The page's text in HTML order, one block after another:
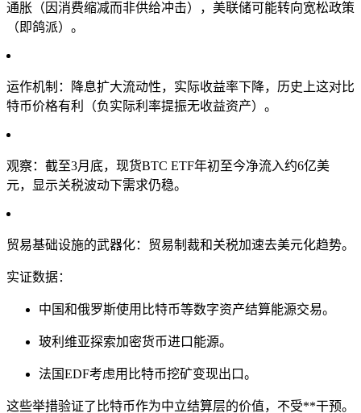
通胀（因消费缩减而非供给冲击），美联储可能转向宽松政策
（即鸽派）。
运作机制：降息扩大流动性，实际收益率下降，历史上这对比
特币价格有利（负实际利率提振无收益资产）。
观察：截至3月底，现货BTC ETF年初至今净流入约6亿美
元，显示关税波动下需求仍稳。
贸易基础设施的武器化：贸易制裁和关税加速去美元化趋势。
实证数据：
中国和俄罗斯使用比特币等数字资产结算能源交易。
玻利维亚探索加密货币进口能源。
法国EDF考虑用比特币挖矿变现出口。
这些举措验证了比特币作为中立结算层的价值，不受**干预。